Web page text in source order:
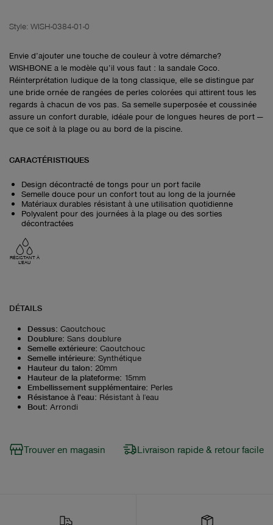
Style: WISH-0384-01-0
Envie d’ajouter une touche de couleur à votre démarche?
WISHBONE a le modèle qu’il vous faut : la sandale Coco.
Réinterprétation ludique de la tong classique, elle se distingue par
une bride ornée de rangées de perles colorées qui attirent tous les
regards à chacun de vos pas. Sa semelle superposée et coussinée
assure un confort durable, idéale pour de longues heures de port —
que ce soit à la plage ou au bord de la piscine.
CARACTÉRISTIQUES
Design décontracté de tongs pour un port facile
Semelle douce pour un confort tout au long de la journée
Matériaux durables résistant à une utilisation quotidienne
Polyvalent pour des journées à la plage ou des sorties
décontractées
RÉSISTANT À
L'EAU
DÉTAILS
Dessus: Caoutchouc
Doublure: Sans doublure
Semelle extérieure: Caoutchouc
Semelle intérieure: Synthétique
Hauteur du talon: 20mm
Hauteur de la plateforme: 15mm
Embellissement supplémentaire: Perles
Résistance à l'eau: Résistant à l'eau
Bout: Arrondi
Trouver en magasin Livraison rapide & retour facile